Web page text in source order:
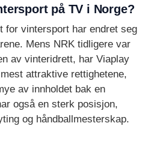
på TV i Norge?
for vintersport har endret seg
Mens NRK tidligere var
av vinteridrett, har Viaplay
attraktive rettighetene,
av innholdet bak en
også en sterk posisjon,
og håndballmesterskap.